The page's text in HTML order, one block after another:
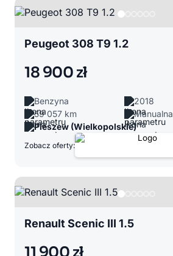
Peugeot 308 T9 1.2
18 900 zł
Benzyna
2018
59 057 km
Manualna
Pleszew (Wielkopolskie)
Zobacz oferty:
Renault Scenic III 1.5
11 900 zł